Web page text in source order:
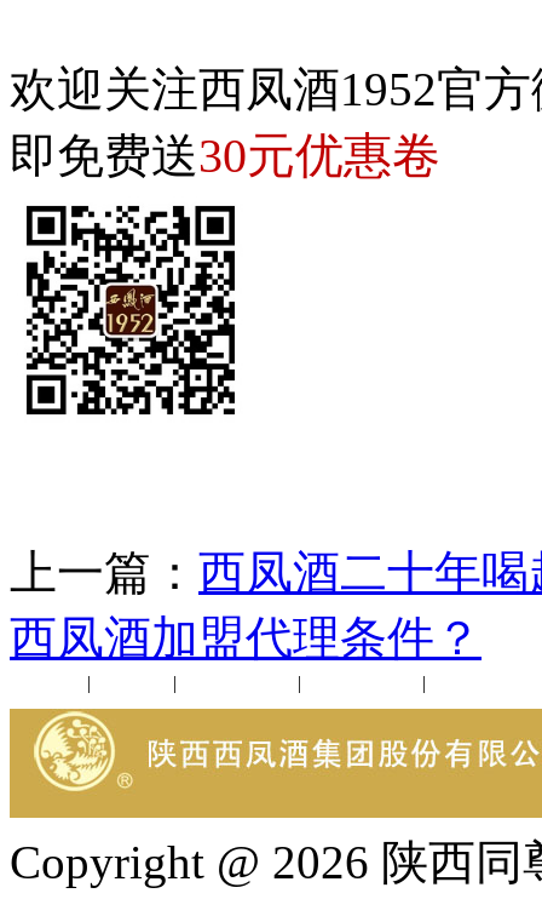
欢迎关注西凤酒1952官
即免费送30元优惠卷
上一篇： 西凤酒二十年
西凤酒加盟代理条件？
| | | |
Copyright @ 2026 陕西